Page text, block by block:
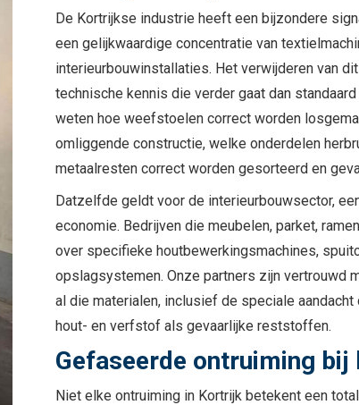
De Kortrijkse industrie heeft een bijzondere
een gelijkwaardige concentratie van
interieurbouwinstallaties. Het verwijderen van
technische kennis die verder gaat dan
weten hoe weefstoelen correct worden
omliggende constructie, welke onderdelen
metaalresten correct worden gesorteerd en
Datzelfde geldt voor de interieurbouwsector,
economie. Bedrijven die meubelen, parket,
over specifieke houtbewerkingsmachines,
opslagsystemen. Onze partners zijn vertrouwd
al die materialen, inclusief de speciale
hout- en verfstof als gevaarlijke reststoffen.
Gefaseerde ontruiming
Niet elke ontruiming in Kortrijk betekent een